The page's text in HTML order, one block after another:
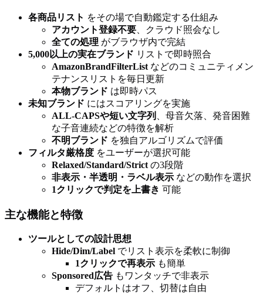
各商品リスト をその場で自動鑑定する仕組み
アカウント登録不要 、クラウド照会なし
全ての処理 がブラウザ内で完結
5,000以上の実在ブランド リストで即時照合
AmazonBrandFilterList などのコミュニティメン
テナンスリストを毎日更新
本物ブランド は即時パス
未知ブランド にはスコアリングを実施
ALL-CAPSや短い文字列
、母音欠落、発音困難
な子音連続などの特徴を解析
不明ブランド を独自アルゴリズムで評価
フィルタ厳格度 をユーザーが選択可能
Relaxed/Standard/Strict の3段階
非表示・半透明・ラベル表示 などの動作を選択
1クリックで判定を上書き 可能
主な機能と特徴
ツールとしての設計思想
Hide/Dim/Label でリスト表示を柔軟に制御
1クリックで再表示 も簡単
Sponsored広告 もワンタッチで非表示
デフォルトはオフ、切替は自由